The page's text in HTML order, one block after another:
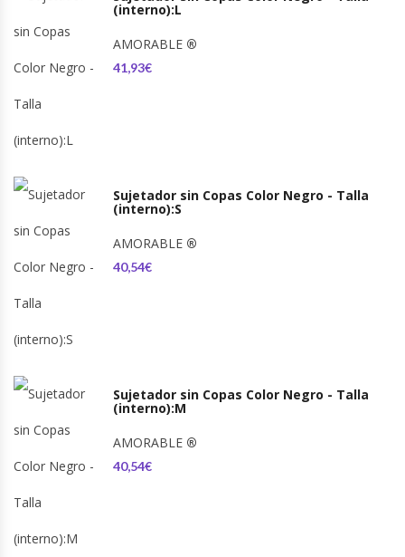
(interno):L
AMORABLE ®
41,93€
Sujetador sin Copas Color Negro - Talla
(interno):S
AMORABLE ®
40,54€
Sujetador sin Copas Color Negro - Talla
(interno):M
AMORABLE ®
40,54€